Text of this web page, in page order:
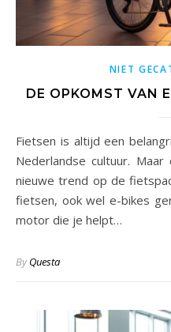
NIET
DE OPKOMST VAN
Fietsen is altijd een belangrijk onderdeel geweest van de
Nederlandse cultuur.
nieuwe trend op de
fietsen, ook wel e-bikes
motor die je helpt…
ByQuesta